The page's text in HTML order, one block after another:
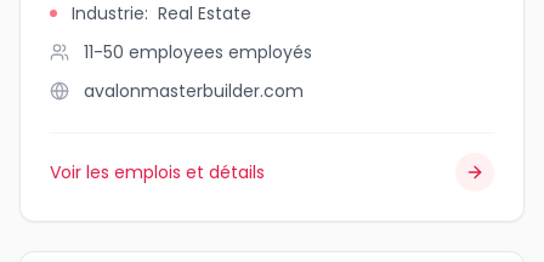
Industrie: Real Estate
11-50 employees employés
avalonmasterbuilder.com
Voir les emplois et détails